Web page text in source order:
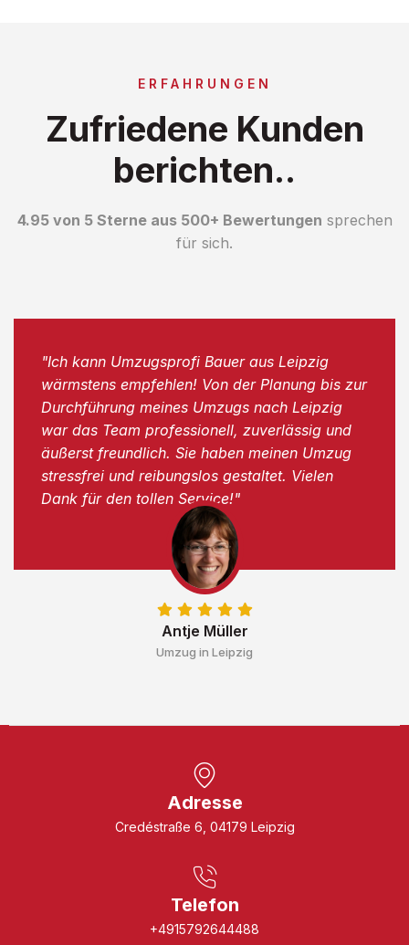
ERFAHRUNGEN
Zufriedene Kunden
berichten..
4.95 von 5 Sterne aus 500+ Bewertungen sprechen
für sich.
Antje Müller
Umzug in Leipzig
"Ich kann Umzugsprofi Bauer aus Leipzig
wärmstens empfehlen! Von der Planung bis zur
Durchführung meines Umzugs nach Leipzig
war das Team professionell, zuverlässig und
äußerst freundlich. Sie haben meinen Umzug
stressfrei und reibungslos gestaltet. Vielen
Dank für den tollen Service!"
Adresse
Credéstraße 6, 04179 Leipzig
Telefon
+4915792644488